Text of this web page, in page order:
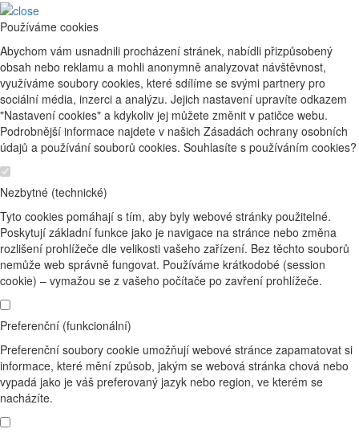
Používáme cookies
Abychom vám usnadnili procházení stránek, nabídli přizpůsobený
obsah nebo reklamu a mohli anonymně analyzovat návštěvnost,
využíváme soubory cookies, které sdílíme se svými partnery pro
sociální média, inzerci a analýzu. Jejich nastavení upravíte odkazem
"Nastavení cookies" a kdykoliv jej můžete změnit v patičce webu.
Podrobnější informace najdete v našich Zásadách ochrany osobních
údajů a používání souborů cookies. Souhlasíte s používáním cookies?
Nezbytné (technické)
Tyto cookies pomáhají s tím, aby byly webové stránky použitelné.
Poskytují základní funkce jako je navigace na stránce nebo změna
rozlišení prohlížeče dle velikosti vašeho zařízení. Bez těchto souborů
nemůže web správně fungovat. Používáme krátkodobé (session
cookie) – vymažou se z vašeho počítače po zavření prohlížeče.
Preferenční (funkcionální)
Preferenční soubory cookie umožňují webové stránce zapamatovat si
informace, které mění způsob, jakým se webová stránka chová nebo
vypadá jako je váš preferovaný jazyk nebo region, ve kterém se
nacházíte.